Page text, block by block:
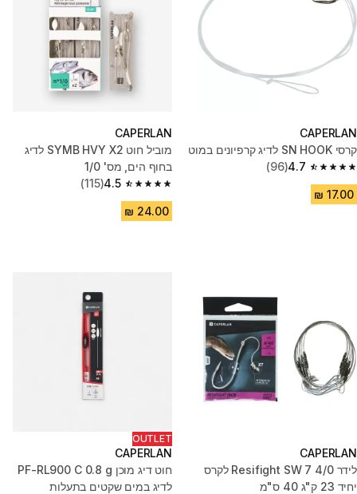
CAPERLAN
קרסי SN HOOK לדיג קרפיונים במוט
4.7
4.7 out of 5 stars from 96 reviews
(96)
CAPERLAN
מוביל חוט SYMB HVY X2 לדיג
בחוף הים, מס' 1/0
4.5
4.5 out of 5 stars from 115 reviews
(115)
CAPERLAN
לידר Resifight SW 7 4/0 לקרס
יחיד 23 ק"ג 40 ס"מ
OUTLET
CAPERLAN
חוט דיג מוכן PF-RL900 C 0.8 g
לדיג במים שקטים בתעלות